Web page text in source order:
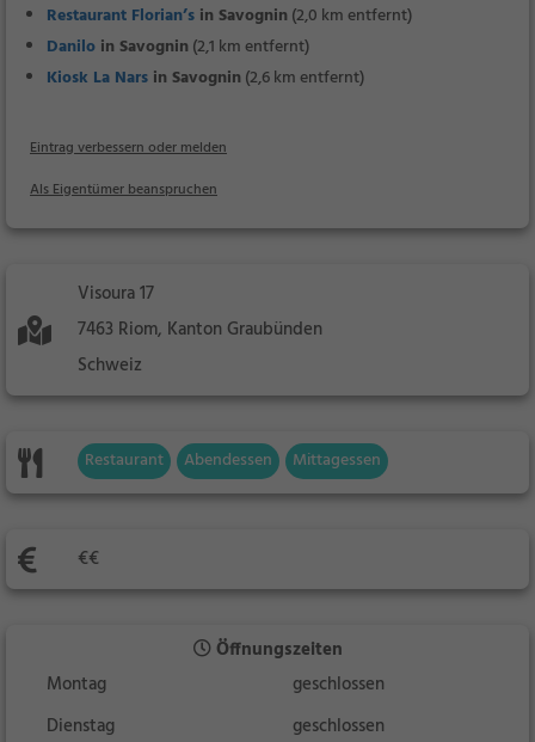
Restaurant Florian’s in Savognin (2,0 km entfernt)
Danilo in Savognin (2,1 km entfernt)
Kiosk La Nars in Savognin (2,6 km entfernt)
Eintrag verbessern oder melden
Als Eigentümer beanspruchen
Visoura 17
7463 Riom, Kanton Graubünden
Schweiz
Restaurant Abendessen Mittagessen
€€
Öffnungszeiten
Montag
geschlossen
Dienstag
geschlossen